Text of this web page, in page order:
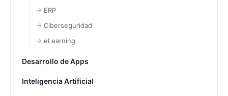
ERP
Ciberseguridad
eLearning
Desarrollo de Apps
Inteligencia Artificial